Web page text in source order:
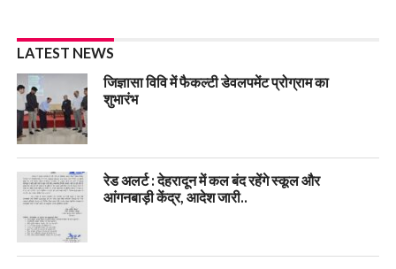
LATEST NEWS
जिज्ञासा विवि में फैकल्टी डेवलपमेंट प्रोग्राम का
शुभारंभ
रेड अलर्ट : देहरादून में कल बंद रहेंगे स्कूल और
आंगनबाड़ी केंद्र, आदेश जारी..